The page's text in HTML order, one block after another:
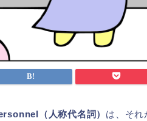
（人称代名詞） は、それ